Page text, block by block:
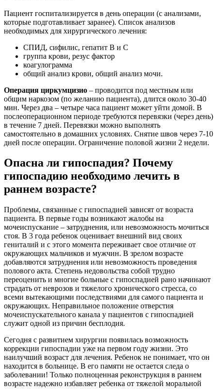
Пациент госпитализируется в день операции (с анализами,
которые подготавливает заранее). Список анализов
необходимых для хирургического лечения:
СПИД, сифилис, гепатит В и С
группа крови, резус фактор
коагулограмма
общий анализ крови, общий анализ мочи.
Операция циркумцизио – проводится под местным или
общим наркозом (по желанию пациента), длится около 30-40
мин. Через два – четыре часа пациент может уйти домой. В
послеоперационном периоде требуются перевязки (через день)
в течение 7 дней. Перевязки можно выполнять
самостоятельно в домашних условиях. Снятие швов через 7-10
дней после операции. Ограничение половой жизни 2 недели.
Опасна ли гипоспадия? Почему
гипоспадию необходимо лечить в
раннем возрасте?
Проблемы, связанные с гипоспадией зависят от возраста
пациента. В первые годы возникают жалобы на
мочеиспускание – затруднения, или невозможность мочиться
стоя. В 3 года ребенок оценивает внешний вид своих
гениталий и с этого момента переживает свое отличие от
окружающих мальчиков и мужчин. В зрелом возрасте
добавляются затруднения или невозможность проведения
полового акта. Степень недовольства собой трудно
переоценить и многие больные с гипоспадией рано начинают
страдать от неврозов и тяжелого хронического стресса, со
всеми вытекающими последствиями для самого пациента и
окружающих. Неправильное положение отверстия
мочеиспускательного канала у пациентов с гипоспадией
служит одной из причин бесплодия.
Сегодня с развитием хирургии появилась возможность
коррекции гипоспадии уже на первом году жизни. Это
наилучший возраст для лечения. Ребенок не понимает, что он
находится в больнице. В его памяти не остается следа о
заболевании! Только полноценная реконструкция в раннем
возрасте надежно избавляет ребенка от тяжелой моральной